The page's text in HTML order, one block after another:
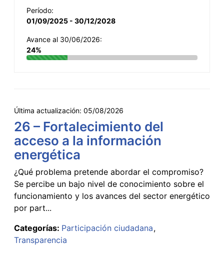
Período:
01/09/2025 - 30/12/2028
Avance al 30/06/2026:
24%
Última actualización: 05/08/2026
26 – Fortalecimiento del
acceso a la información
energética
¿Qué problema pretende abordar el compromiso?
Se percibe un bajo nivel de conocimiento sobre el
funcionamiento y los avances del sector energético
por part...
Categorías: Participación ciudadana
Transparencia